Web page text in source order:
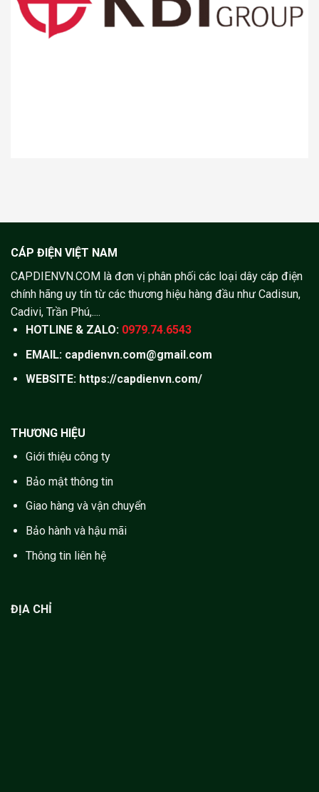
CÁP ĐIỆN VIỆT NAM
CAPDIENVN.COM là đơn vị phân phối các loại dây cáp điện
chính hãng uy tín từ các thương hiệu hàng đầu như Cadisun,
Cadivi, Trần Phú,....
HOTLINE & ZALO: 0979.74.6543
EMAIL: capdienvn.com@gmail.com
WEBSITE: https://capdienvn.com/
THƯƠNG HIỆU
Giới thiệu công ty
Bảo mật thông tin
Giao hàng và vận chuyển
Bảo hành và hậu mãi
Thông tin liên hệ
ĐỊA CHỈ